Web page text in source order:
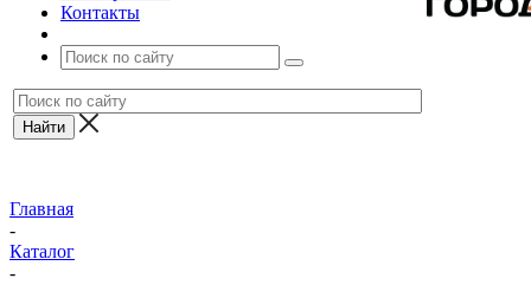
Контакты
Главная
-
Каталог
-